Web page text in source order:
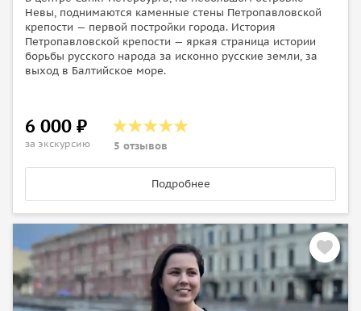
Невы, поднимаются каменные стены Петропавловской
крепости — первой постройки города. История
Петропавловской крепости — яркая страница истории
борьбы русского народа за исконно русские земли, за
выход в Балтийское море.
6 000 ₽
за экскурсию 5 отзывов
Подробнее